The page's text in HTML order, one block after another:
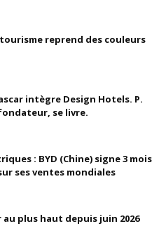
reprend des couleurs
intègre Design Hotels. P.
se livre.
: BYD (Chine) signe 3 mois
ses ventes mondiales
au plus haut depuis juin 2026